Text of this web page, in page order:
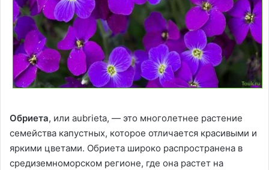
Обриета, или aubrieta, — это многолетнее растение
семейства капустных, которое отличается красивыми и
яркими цветами. Обриета широко распространена в
средиземноморском регионе, где она растет на